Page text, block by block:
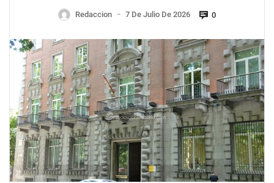
Redaccion — 7 De Julio De 2026 0